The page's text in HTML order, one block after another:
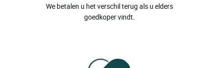
We betalen u het verschil terug als u elders
goedkoper vindt.